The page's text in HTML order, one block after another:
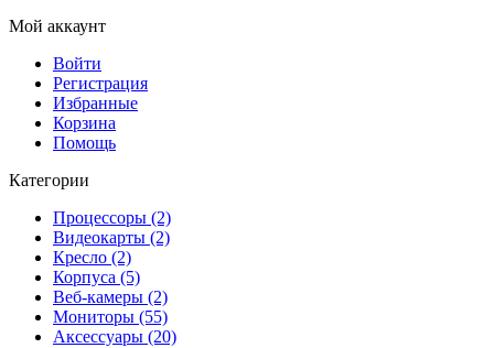
Мой аккаунт
Войти
Регистрация
Избранные
Корзина
Помощь
Категории
Процессоры (2)
Видеокарты (2)
Кресло (2)
Корпуса (5)
Веб-камеры (2)
Мониторы (55)
Аксессуары (20)